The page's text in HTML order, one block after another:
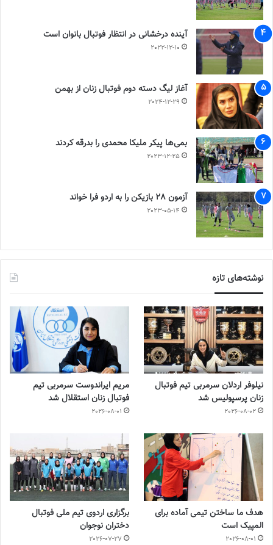
آینده درخشانی در انتظار فوتبال بانوان است
2022-12-10
آغاز لیگ دسته دوم فوتبال زنان از بهمن
2024-12-29
بمی‌ها پیکر ملیکا محمدی را بدرقه کردند
2023-12-25
آزمون 28 بازیکن را به اردو فرا خواند
2023-05-14
نوشته‌های تازه
نیلوفر اردلان سرمربی تیم فوتبال
زنان پرسپولیس شد
2026-08-02
مریم ایراندوست سرمربی تیم
فوتبال زنان استقلال شد
2026-08-01
هدف ما ساختن تیمی آماده برای
المپیک است
2026-08-01
برگزاری اردوی تیم ملی فوتبال
دختران نوجوان
2026-07-27